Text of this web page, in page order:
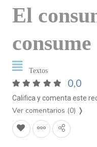
El
consume
Textos
0,0
Califica y comenta este
Ver comentarios (0) ❭